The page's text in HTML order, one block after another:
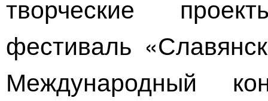
творческие
фестиваль
Международный